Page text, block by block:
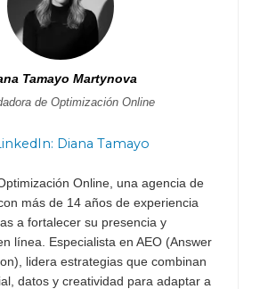
Tamayo Martynova
de Optimización Online
Diana Tamayo
Online, una agencia de
más de 14 años de experiencia
a fortalecer su presencia y
línea. Especialista en AEO (Answer
lidera estrategias que combinan
datos y creatividad para adaptar a